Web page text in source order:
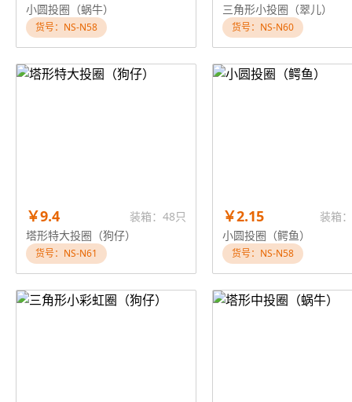
小圆投圈（蜗牛）
货号：NS-N58
三角形小投圈（翠儿）
货号：NS-N60
￥9.4
装箱：48只
塔形特大投圈（狗仔）
货号：NS-N61
￥2.15
装箱
小圆投圈（鳄鱼）
货号：NS-N58